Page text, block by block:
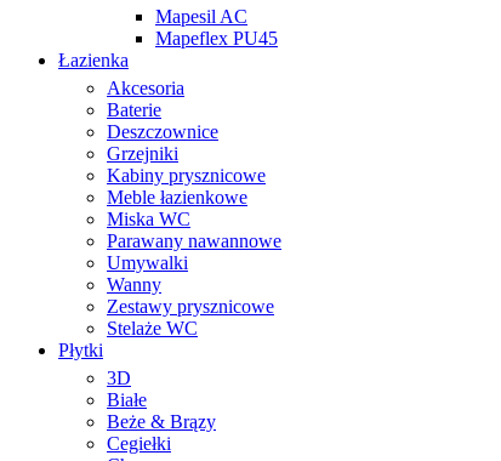
Mapesil AC
Mapeflex PU45
Łazienka
Akcesoria
Baterie
Deszczownice
Grzejniki
Kabiny prysznicowe
Meble łazienkowe
Miska WC
Parawany nawannowe
Umywalki
Wanny
Zestawy prysznicowe
Stelaże WC
Płytki
3D
Białe
Beże & Brązy
Cegiełki